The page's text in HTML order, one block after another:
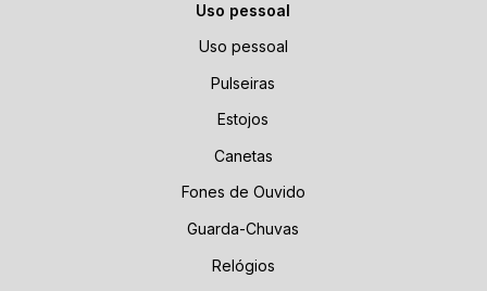
Uso pessoal
Uso pessoal
Pulseiras
Estojos
Canetas
Fones de Ouvido
Guarda-Chuvas
Relógios